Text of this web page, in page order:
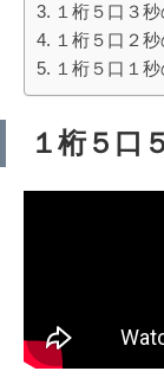
１桁５口３
１桁５口２
１桁５口１
１桁５口